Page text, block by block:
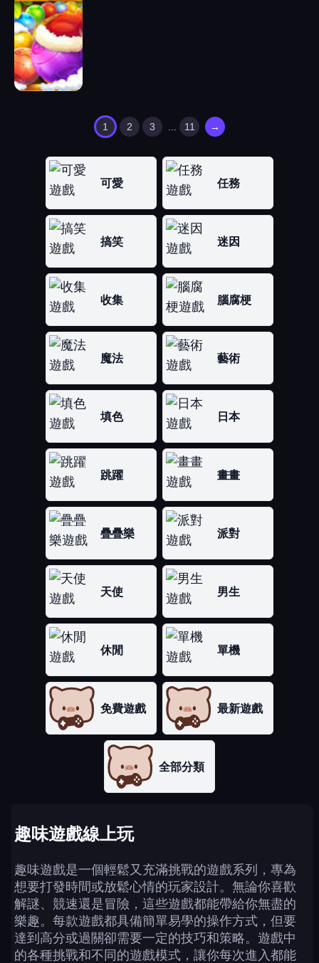
1 2 3 11 →
可愛 任務
搞笑 迷因
收集 腦腐梗
魔法 藝術
填色 日本
跳躍 畫畫
疊疊樂 派對
天使 男生
休閒 單機
免費遊戲 最新遊戲
全部分類
趣味遊戲線上玩
趣味遊戲是一個輕鬆又充滿挑戰的遊戲系列，專為
想要打發時間或放鬆心情的玩家設計。無論你喜歡
解謎、競速還是冒險，這些遊戲都能帶給你無盡的
樂趣。每款遊戲都具備簡單易學的操作方式，但要
達到高分或過關卻需要一定的技巧和策略。遊戲中
的各種挑戰和不同的遊戲模式，讓你每次進入都能